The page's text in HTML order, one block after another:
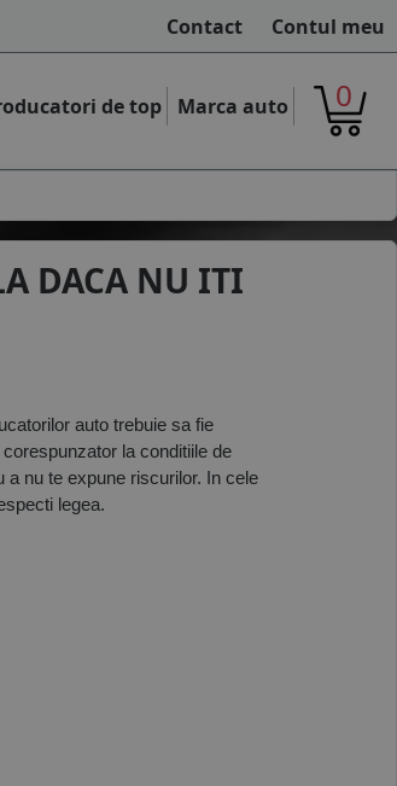
Contact Contul meu
de top Marca auto 0
DACA NU ITI
auto trebuie sa fie
la conditiile de
nu te expune riscurilor. In cele
legea.